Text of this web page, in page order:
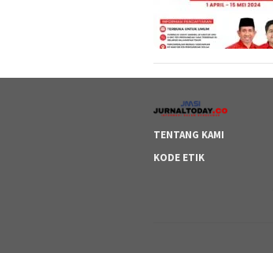
TENTANG KAMI
KODE ETIK